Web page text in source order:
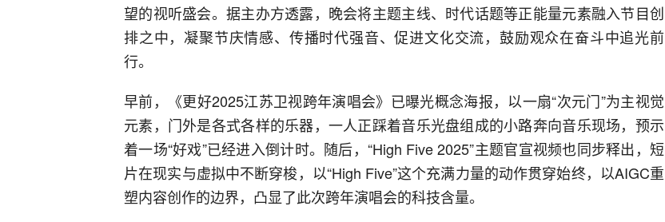
望的视听盛会。据主办方透露，晚会将主题主线、时代话题等正能量元素融入节目创
排之中，凝聚节庆情感、传播时代强音、促进文化交流，鼓励观众在奋斗中追光前
行。
早前，《更好2025江苏卫视跨年演唱会》已曝光概念海报，以一扇“次元门”为主视觉
元素，门外是各式各样的乐器，一人正踩着音乐光盘组成的小路奔向音乐现场，预示
着一场“好戏”已经进入倒计时。随后，“High Five 2025”主题官宣视频也同步释出，短
片在现实与虚拟中不断穿梭，以“High Five”这个充满力量的动作贯穿始终，以AIGC重
塑内容创作的边界，凸显了此次跨年演唱会的科技含量。